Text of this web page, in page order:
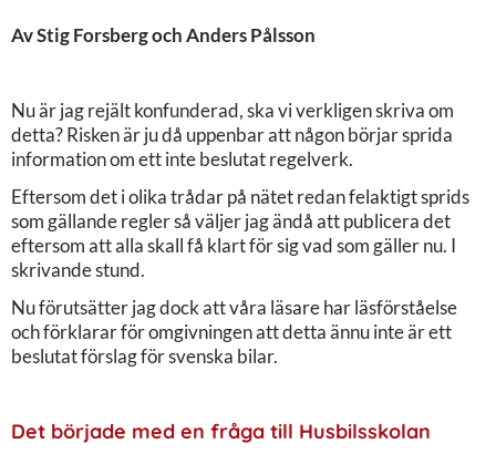
Av Stig Forsberg och Anders Pålsson
Nu är jag rejält konfunderad, ska vi verkligen skriva om
detta? Risken är ju då uppenbar att någon börjar sprida
information om ett inte beslutat regelverk.
Eftersom det i olika trådar på nätet redan felaktigt sprids
som gällande regler så väljer jag ändå att publicera det
eftersom att alla skall få klart för sig vad som gäller nu. I
skrivande stund.
Nu förutsätter jag dock att våra läsare har läsförståelse
och förklarar för omgivningen att detta ännu inte är ett
beslutat förslag för svenska bilar.
Det började med en fråga till Husbilsskolan